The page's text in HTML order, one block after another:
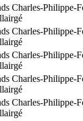
Charles-Philippe-
Charles-Philippe-
Charles-Philippe-
Charles-Philippe-
Charles-Philippe-